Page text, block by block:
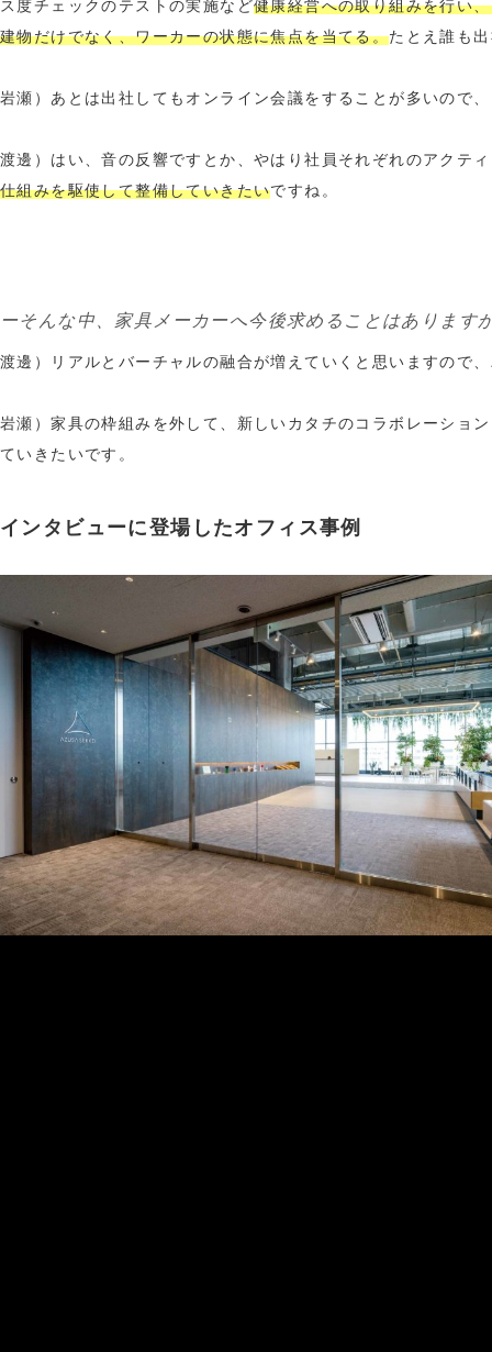
ス度チェックのテストの実施など健康経営への取り組みを行い
建物だけでなく、ワーカーの状態に焦点を当てる。たとえ誰も
岩瀬）あとは出社してもオンライン会議をすることが多いので
渡邊）はい、音の反響ですとか、やはり社員それぞれのアクテ
仕組みを駆使して整備していきたいですね。
ーそんな中、家具メーカーへ今後求めることはあります
渡邊）リアルとバーチャルの融合が増えていくと思いますので
岩瀬）家具の枠組みを外して、新しいカタチのコラボレーショ
ていきたいです。
インタビューに登場したオフィス事例